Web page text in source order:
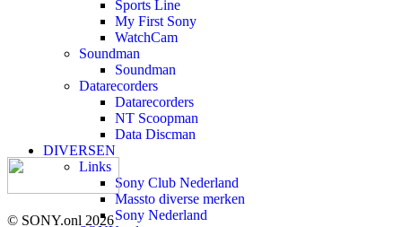
© SONY.onl 2026
Sports Line
My First Sony
WatchCam
Soundman
Soundman
Datarecorders
Datarecorders
NT Scoopman
Data Discman
DIVERSEN
Links
Sony Club Nederland
Massto diverse merken
Sony Nederland